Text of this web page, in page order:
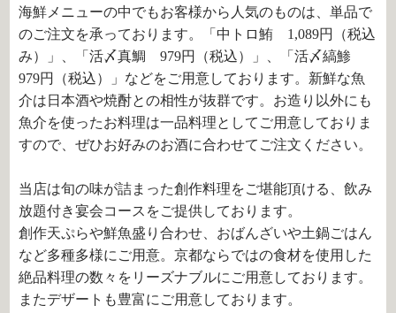
海鮮メニューの中でもお客様から人気のものは、単品で
のご注文を承っております。「中トロ鮪 1,089円（税込
み）」、「活〆真鯛 979円（税込） 」、「活〆縞鯵
979円（税込）
」などをご用意しております。新鮮な魚
介は日本酒や焼酎との相性が抜群です。お造り以外にも
魚介を使ったお料理は一品料理としてご用意しておりま
すので、ぜひお好みのお酒に合わせてご注文ください。
当店は旬の味が詰まった創作料理をご堪能頂ける、飲み
放題付き宴会コースをご提供しております。
創作天ぷらや鮮魚盛り合わせ、おばんざいや土鍋ごはん
など多種多様にご用意。京都ならではの食材を使用した
絶品料理の数々をリーズナブルにご用意しております。
またデザートも豊富にご用意しております。